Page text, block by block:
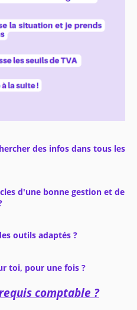
des infos dans tous les
d'une bonne gestion et de
outils adaptés ?
toi, pour une fois ?
comptable ?